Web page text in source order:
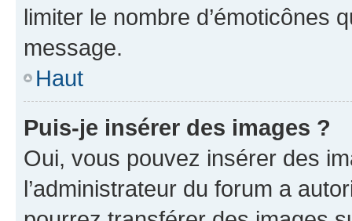
limiter le nombre d’émoticônes
message.
Haut
Puis-je insérer des images ?
Oui, vous pouvez insérer des
l’administrateur du forum a